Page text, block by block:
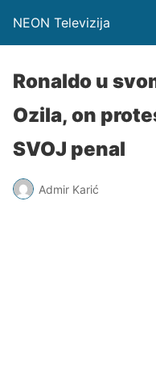
NEON Televizija
Ronaldo u
Ozila, on
SVOJ penal
Admir Karić